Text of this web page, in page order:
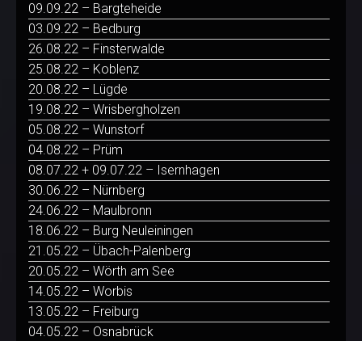
09.09.22 – Bargteheide
03.09.22 – Bedburg
26.08.22 – Finsterwalde
25.08.22 – Koblenz
20.08.22 – Lügde
19.08.22 – Wrisbergholzen
05.08.22 – Wunstorf
04.08.22 – Prüm
08.07.22 + 09.07.22 – Isernhagen
30.06.22 – Nürnberg
24.06.22 – Maulbronn
18.06.22 – Burg Neuleiningen
21.05.22 – Übach-Palenberg
20.05.22 – Wörth am See
14.05.22 – Worbis
13.05.22 – Freiburg
04.05.22 – Osnabrück